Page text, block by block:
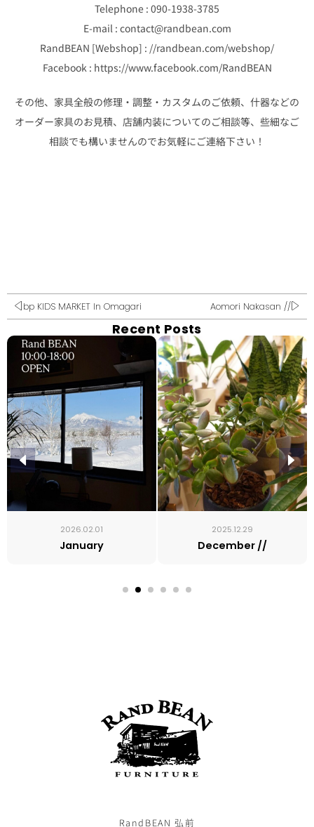
Telephone : 090-1938-3785
E-mail : contact@randbean.com
RandBEAN [Webshop] : //randbean.com/webshop/
Facebook : https://www.facebook.com/RandBEAN
その他、家具全般の修理・調整・カスタムのご依頼、什器などの
オーダー家具のお見積、店舗内装についてのご相談等、些細なご
相談でも構いませんのでお気軽にご連絡下さい！
bp KIDS MARKET In Omagari Aomori Nakasan //
Recent Posts
2026.02.01
January
2025.12.29
December //
RandBEAN 弘前